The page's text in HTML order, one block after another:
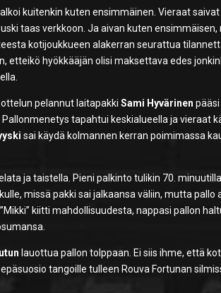
kuitenkin kuten ensimmäinen. Vieraat saivat
taas verkkoon. Ja aivan kuten
kotijoukkueen alakerran seurattua
etteikö hyökkääjän olisi maksettava edes
ottelun pelannut laitapakkiSami Hyvärinen
tapahtui keskialueella ja vieraat
sai käydä kolmannen kerran poimimassa
ja taistella. Pieni palkinto tulikin 70.
missä pakki sai jalkaansa väliin, mutta pallo
kiitti mahdollisuudesta, nappasi pallon
lauottua pallon tolppaan. Ei siis ihme, että
tangoille tulleen Rouva Fortunan